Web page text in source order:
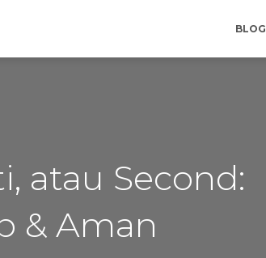
BLOG
atau Second:
& Aman